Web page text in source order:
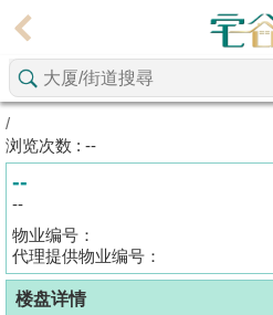
理
主
搵
成
交
业
/
浏览次数 : --
--
--
物业编号：
代理提供物业编号：
楼盘详情